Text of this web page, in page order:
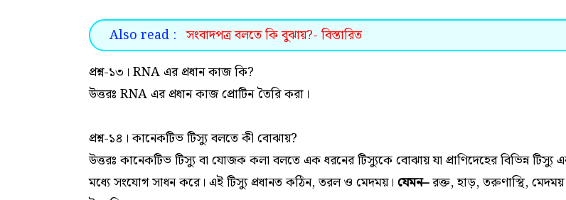
Also read : সংবাদপত্র বলতে কি বুঝায়?- বিস্তারিত
প্রশ্ন-১৩। RNA এর প্রধান কাজ কি?
উত্তরঃ RNA এর প্রধান কাজ প্রোটিন তৈরি করা।
প্রশ্ন-১৪। কানেকটিভ টিস্যু বলতে কী বোঝায়?
উত্তরঃ কানেকটিভ টিস্যু বা যোজক কলা বলতে এক ধরনের টিস্যুকে বোঝায় যা প্রাণিদেহের বিভিন্ন টিস্যু
মধ্যে সংযোগ সাধন করে। এই টিস্যু প্রধানত কঠিন, তরল ও মেদময়। যেমন–রক্ত, হাড়, তরুণাস্থি, মেদময়